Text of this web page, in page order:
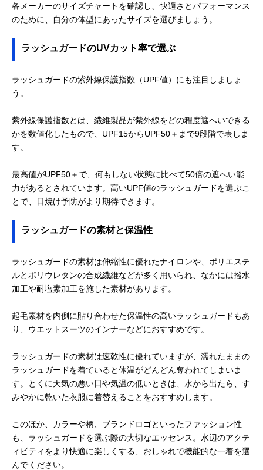
各メーカーのサイズチャートを確認し、快適さとパフォーマンス
のために、自分の体型にあったサイズを選びましょう。
ラッシュガードのUVカット率で選ぶ
ラッシュガードの紫外線保護指数（UPF値）にも注目しましょ
う。
紫外線保護指数とは、繊維製品が紫外線をどの程度遮へいできる
かを数値化したもので、UPF15からUPF50＋まで9段階で表しま
す。
最高値がUPF50＋で、何もしない状態に比べて50倍の遮へい能
力があるとされています。高いUPF値のラッシュガードを選ぶこ
とで、日焼け予防がより期待できます。
ラッシュガードの素材と保温性
ラッシュガードの素材は伸縮性に優れたナイロンや、ポリエステ
ルとポリウレタンの合成繊維などが多く用いられ、なかには撥水
加工や耐塩素加工を施した素材があります。
起毛素材を内側に貼り合わせた保温性の高いラッシュガードもあ
り、ウエットスーツのインナーなどにおすすめです。
ラッシュガードの素材は速乾性に優れていますが、濡れたままの
ラッシュガードを着ていると体温がどんどん奪われてしまいま
す。とくに天気の悪い日や気温の低いときは、水から出たら、す
みやかに乾いた衣服に着替えることをおすすめします。
このほか、カラーや柄、ブランドロゴといったファッション性
も、ラッシュガードを選ぶ際の大切なエッセンス。水辺のアクテ
ィビティをより快適に楽しくする、おしゃれで機能的な一着を選
んでください。